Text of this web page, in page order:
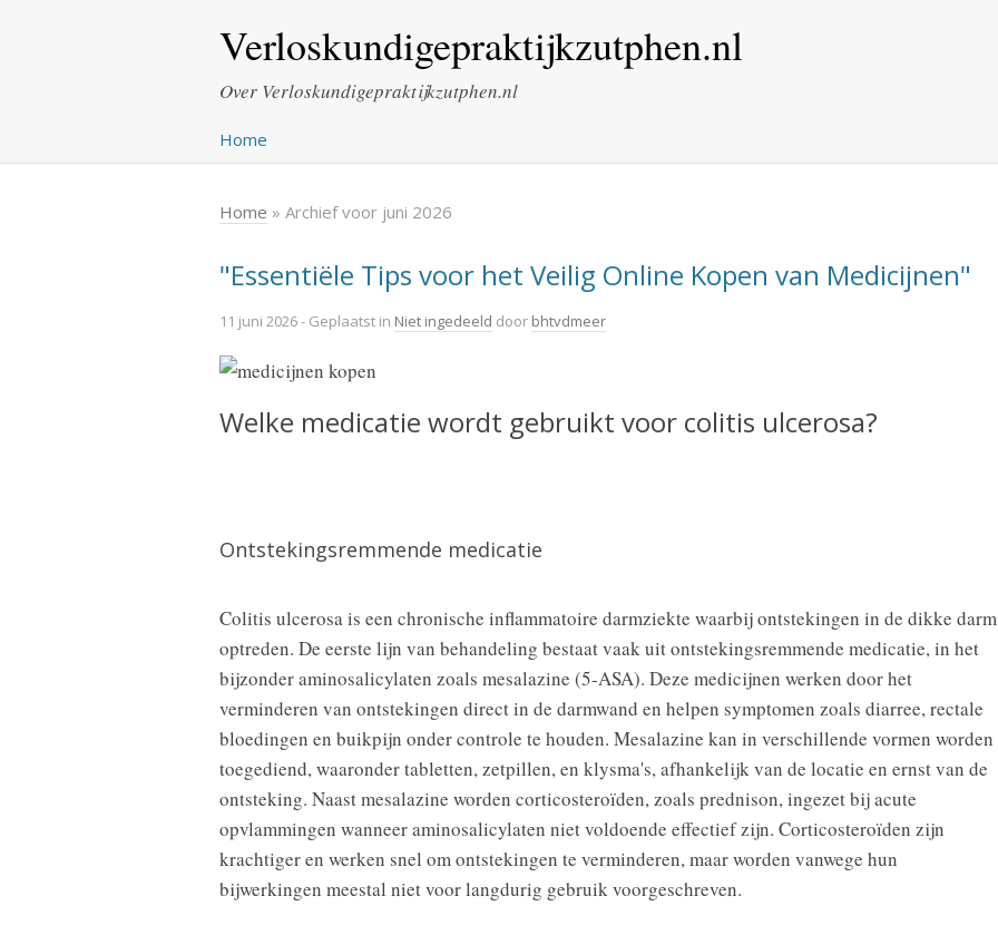
Verloskundigepraktijkzutphen.nl
Over Verloskundigepraktijkzutphen.nl
Home
Home » Archief voor juni 2026
"Essentiële Tips voor het Veilig Online Kopen van Medicijnen"
11 juni 2026- Geplaatst in Niet ingedeeld door bhtvdmeer
Welke medicatie wordt gebruikt voor colitis ulcerosa?
Ontstekingsremmende medicatie
Colitis ulcerosa is een chronische inflammatoire darmziekte waarbij ontstekingen in de dikke darm
optreden. De eerste lijn van behandeling bestaat vaak uit ontstekingsremmende medicatie, in het
bijzonder aminosalicylaten zoals mesalazine (5-ASA). Deze medicijnen werken door het
verminderen van ontstekingen direct in de darmwand en helpen symptomen zoals diarree, rectale
bloedingen en buikpijn onder controle te houden. Mesalazine kan in verschillende vormen worden
toegediend, waaronder tabletten, zetpillen, en klysma's, afhankelijk van de locatie en ernst van de
ontsteking. Naast mesalazine worden corticosteroïden, zoals prednison, ingezet bij acute
opvlammingen wanneer aminosalicylaten niet voldoende effectief zijn. Corticosteroïden zijn
krachtiger en werken snel om ontstekingen te verminderen, maar worden vanwege hun
bijwerkingen meestal niet voor langdurig gebruik voorgeschreven.